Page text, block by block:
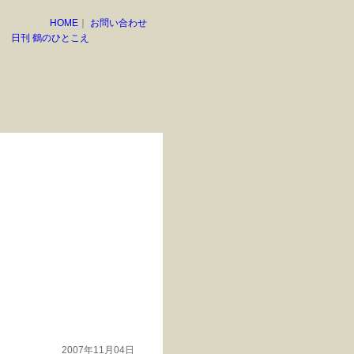
HOME
お問い合わせ
日刊 鶴のひとこえ
2007年11月04日